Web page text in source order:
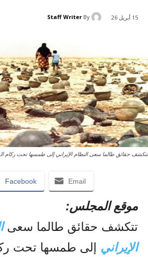
15 أبريل 26 By
Staff Writer
تتكشف حقائق طالما سعى النظام الإيراني إلى طمسها تحت ركام
Facebook Email
موقع المجلس:
تتكشف حقائق طالما سعى
الإيراني إلى طمسها تحت